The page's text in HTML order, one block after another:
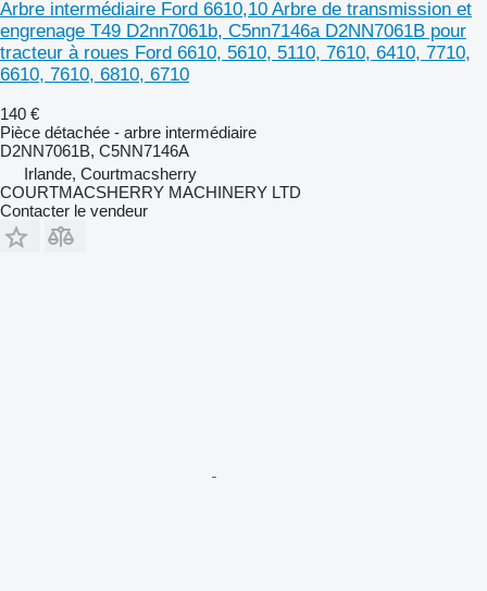
Arbre intermédiaire Ford 6610,10 Arbre de transmission et
engrenage T49 D2nn7061b, C5nn7146a D2NN7061B pour
tracteur à roues Ford 6610, 5610, 5110, 7610, 6410, 7710,
6610, 7610, 6810, 6710
140 €
Pièce détachée - arbre intermédiaire
D2NN7061B, C5NN7146A
Irlande, Courtmacsherry
COURTMACSHERRY MACHINERY LTD
Contacter le vendeur